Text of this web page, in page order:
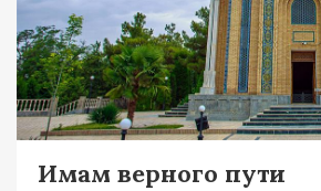
Имам верного пути